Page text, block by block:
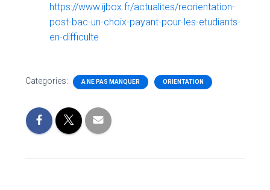
https://www.ijbox.fr/actualites/reorientation-
post-bac-un-choix-payant-pour-les-etudiants-
en-difficulte
Categories: A NE PAS MANQUER ORIENTATION